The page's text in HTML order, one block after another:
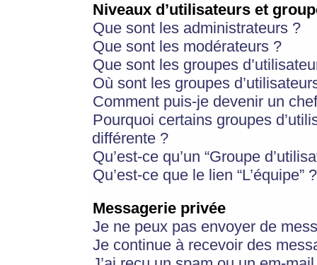
Niveaux d’utilisateurs et
Que sont les administrateurs ?
Que sont les modérateurs ?
Que sont les groupes
Où sont les groupes
Comment puis-je devenir un
Pourquoi certains groupes
différente ?
Qu’est-ce qu’un “Groupe
Qu’est-ce que le lien “L’équipe” ?
Messagerie privée
Je ne peux pas envoyer de
Je continue à recevoir des